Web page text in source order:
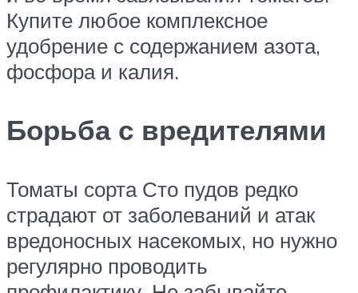
Купите любое комплексное
удобрение с содержанием азота,
фосфора и калия.
Борьба с вредителями
Томаты сорта Сто пудов редко
страдают от заболеваний и атак
вредоносных насекомых, но нужно
регулярно проводить